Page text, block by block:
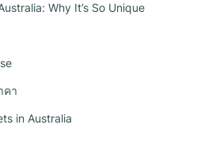
Why It’s So Unique
คา
in Australia